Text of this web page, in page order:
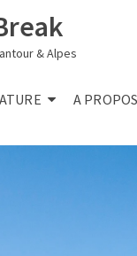
& Alpes
A PROPOS